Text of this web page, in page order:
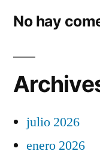
No hay
julio 2026
enero 2026